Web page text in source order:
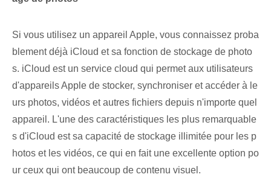
Si vous utilisez un appareil Apple, vous connaissez proba
blement déjà iCloud et sa fonction de stockage de photo
s. iCloud est un service cloud qui permet aux utilisateurs
d'appareils Apple de stocker, synchroniser et accéder à le
urs photos, vidéos et autres fichiers depuis n'importe quel
appareil. L'une des caractéristiques les plus remarquable
s d'iCloud est sa capacité de stockage illimitée pour les p
hotos et les vidéos, ce qui en fait une excellente option po
ur ceux qui ont beaucoup de contenu visuel.